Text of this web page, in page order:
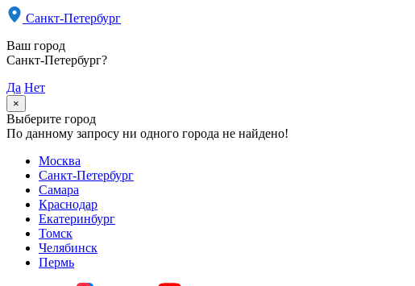
Санкт-Петербург
Ваш город
Санкт-Петербург?
Да Нет
×
Выберите город
По данному запросу ни одного города не найдено!
Москва
Санкт-Петербург
Самара
Краснодар
Екатеринбург
Томск
Челябинск
Пермь